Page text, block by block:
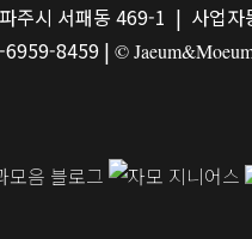
주시 서패동 469-1 | 사업
6959-8459 | ©